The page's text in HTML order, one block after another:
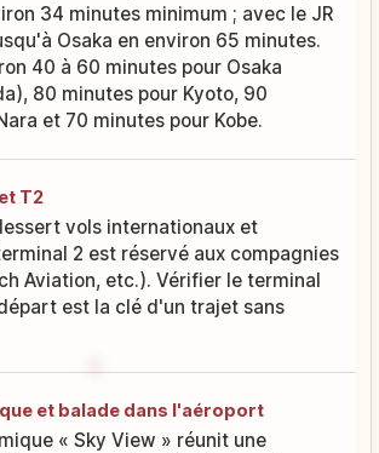
34 minutes minimum ; avec le JR
Osaka en environ 65 minutes.
40 à 60 minutes pour Osaka
80 minutes pour Kyoto, 90
et 70 minutes pour Kobe.
T2
vols internationaux et
2 est réservé aux compagnies
Aviation, etc.). Vérifier le terminal
est la clé d'un trajet sans
et balade dans l'aéroport
« Sky View » réunit une